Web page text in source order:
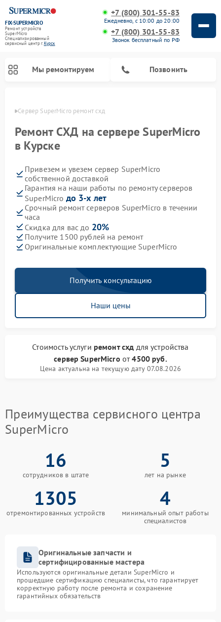
FIX-SUPERMICRO
Ремонт устройств
SuperMicro
Специализированный
cервисный центр г.Курск
+7 (800) 301-55-83
Ежедневно, с 10:00 до 20:00
+7 (800) 301-55-83
Звонок бесплатный по РФ
Мы ремонтируем Позвонить
Сервер SuperMicro ремонт схд
Ремонт СХД на сервере SuperMicro
в Курске
Привезем и увезем сервер SuperMicro
собственной доставкой
Гарантия на наши работы по ремонту серверов
SuperMicro до 3-х лет
Срочный ремонт серверов SuperMicro в течении
часа
Скидка для вас до 20%
Получите 1500 рублей на ремонт
Оригинальные комплектующие SuperMicro
Получить консультацию
Наши цены
Стоимость услуги ремонт схд для устройства
сервер SuperMicro от4500 руб.
Цена актуальна на текущую дату 07.08.2026
Преимущества сервисного центра
SuperMicro
16
сотрудников в штате
5
лет на рынке
1305
отремонтированных устройств
4
минимальный опыт работы
специалистов
Оригинальные запчасти и
сертифицированные мастера
Используются оригинальные детали SuperMicro и
прошедшие сертификацию специалисты, что гарантирует
корректную работу после ремонта и сохранение
гарантийных обязательств